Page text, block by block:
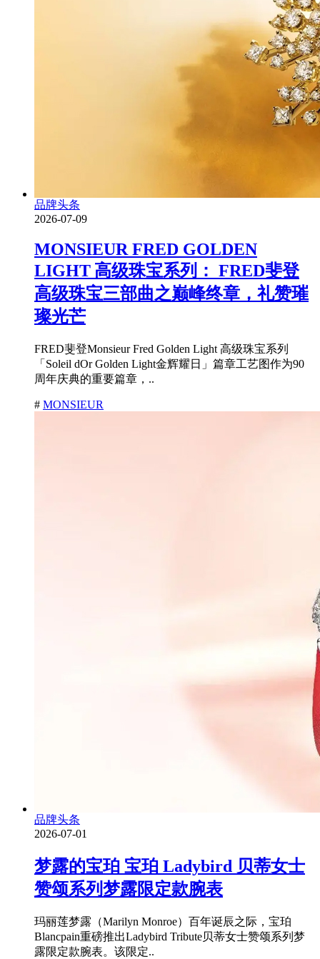
品牌头条
2026-07-09
MONSIEUR FRED GOLDEN
LIGHT 高级珠宝系列： FRED斐登
高级珠宝三部曲之巅峰终章，礼赞璀
璨光芒
FRED斐登Monsieur Fred Golden Light 高级珠宝系列
「Soleil dOr Golden Light金辉耀日」篇章工艺图作为90
周年庆典的重要篇章，..
# MONSIEUR
品牌头条
2026-07-01
梦露的宝珀 宝珀 Ladybird 贝蒂女士
赞颂系列梦露限定款腕表
玛丽莲梦露（Marilyn Monroe）百年诞辰之际，宝珀
Blancpain重磅推出Ladybird Tribute贝蒂女士赞颂系列梦
露限定款腕表。该限定..